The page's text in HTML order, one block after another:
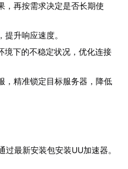
，再按需求决定是否长期使
提升响应速度。
境下的不稳定状况，优化连接
，精准锁定目标服务器，降低
最新安装包安装UU加速器。